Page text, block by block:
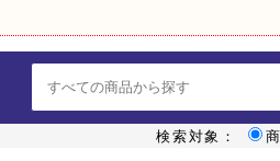
検索対象：